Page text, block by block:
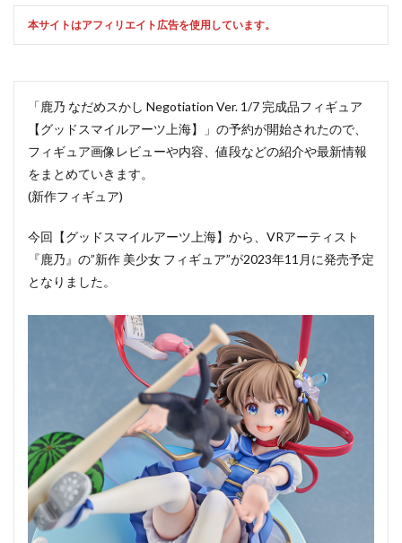
本サイトはアフィリエイト広告を使用しています。
「鹿乃 なだめスかし Negotiation Ver. 1/7 完成品フィギュア
【グッドスマイルアーツ上海】」の予約が開始されたので、
フィギュア画像レビューや内容、値段などの紹介や最新情報
をまとめていきます。
(新作フィギュア)
今回【グッドスマイルアーツ上海】から、VRアーティスト
『鹿乃』の”新作 美少女 フィギュア”が2023年11月に発売予定
となりました。